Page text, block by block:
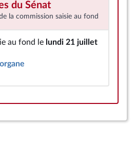
du Sénat
la commission saisie au fond
au fond le lundi 21 juillet